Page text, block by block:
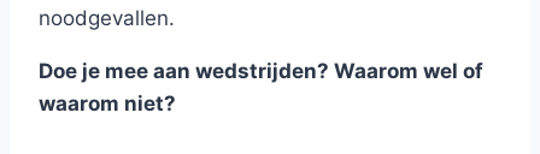
noodgevallen.
Doe je mee aan wedstrijden? Waarom wel of
waarom niet?